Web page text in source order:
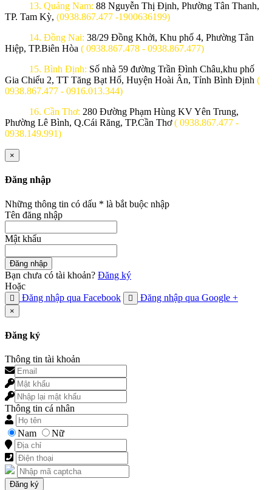
13. Quảng Nam: 88 Nguyễn Thị Định, Phường Tân Thanh,
TP. Tam Kỳ, (0938.867.477 -1900636199)
14. Đồng Nai: 38/29 Đồng Khởi, Khu phố 4, Phường Tân
Hiệp, TP.Biên Hòa ( 0938.867.478 - 0938.867.477)
15. Bình Định: Số nhà 59 đường Trần Đình Châu,khu phố
Gia Chiểu 2, TT Tăng Bạt Hổ, Huyện Hoài Ân, Tỉnh Bình Định (
0938.867.477 - 0916.013.344)
16. Cần Thơ: 280 Đường Phạm Hùng KV Yên Trung,
Phường Lê Bình, Q.Cái Răng, TP.Cần Thơ( 0938.867.477 -
0938.149.991)
×
Đăng nhập
Những thông tin có dấu * là bắt buộc nhập
Tên đăng nhập
Mật khẩu
Đăng nhập
Bạn chưa có tài khoản? Đăng ký
Hoặc
Đăng nhập qua Facebook
Đăng nhập qua Google +
×
Đăng ký
Thông tin tài khoản
Thông tin cá nhân
Nam Nữ